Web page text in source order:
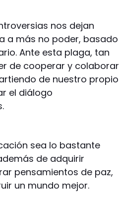
nos dejan
a más no poder, basado
Ante esta plaga, tan
de cooperar y colaborar
de nuestro propio
el diálogo
sea lo bastante
de adquirir
pensamientos de paz,
un mundo mejor.